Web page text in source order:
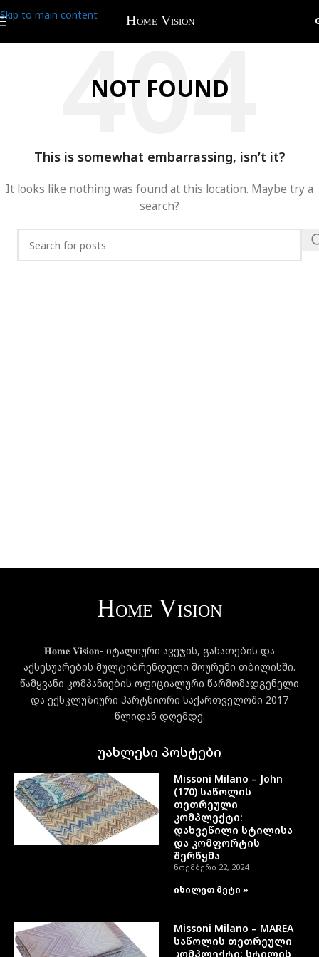
Skip to main content
NOT FOUND
This is somewhat embarrassing, isn’t it?
It looks like nothing was found at this location. Maybe try a
search?
𝐇𝐨𝐦𝐞 𝐕𝐢𝐬𝐢𝐨𝐧- იტალიური ავეჯის, განათების და
აქსესუარების მულტიბრენდული შოურუმი თბილისში.
წამყვანი კომპანიების ოფიციალური წარმომადგენელი
და ექსკლუზიური პარტნიორი საქართველოში 2017
წლიდან დღემდე.
უახლესი პოსტები
Missoni Milano – John
(170) საწოლის
თეთრეული
კომპლექტი:
დახვეწილი სტილისა
და კომფორტის
შერწყმა
ნოემბერი 22, 2024
იხილეთ მეტი »
Missoni Milano – MAREA
საწოლის თეთრეული
კომპლექტი: სტილის